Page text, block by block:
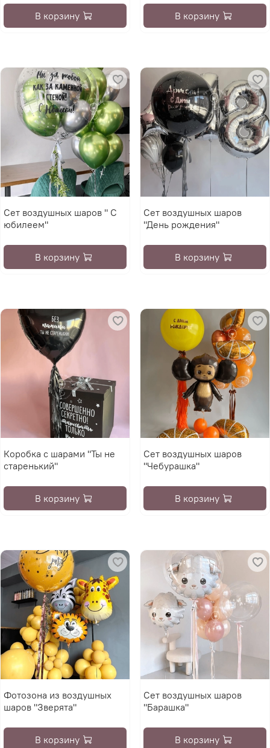
В корзину В корзину
Сет воздушных шаров " С
юбилеем"
В корзину
Сет воздушных шаров
"День рождения"
В корзину
Коробка с шарами "Ты не
старенький"
В корзину
Сет воздушных шаров
"Чебурашка"
В корзину
Фотозона из воздушных
шаров "Зверята"
В корзину
Сет воздушных шаров
"Барашка"
В корзину